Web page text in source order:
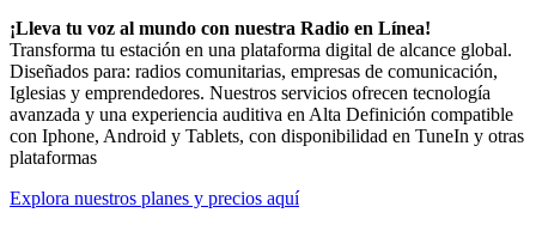
¡Lleva tu voz al mundo con nuestra Radio en Línea!
Transforma tu estación en una plataforma digital de alcance global.
Diseñados para: radios comunitarias, empresas de comunicación,
Iglesias y emprendedores. Nuestros servicios ofrecen tecnología
avanzada y una experiencia auditiva en Alta Definición compatible
con Iphone, Android y Tablets, con disponibilidad en TuneIn y otras
plataformas
Explora nuestros planes y precios aquí